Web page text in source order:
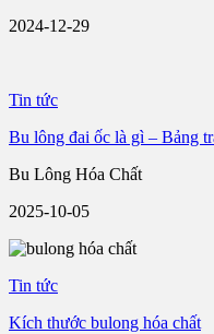
2024-12-29
Tin tức
Bu lông đai ốc là gì – Bảng
Bu Lông Hóa Chất
2025-10-05
Tin tức
Kích thước bulong hóa chất